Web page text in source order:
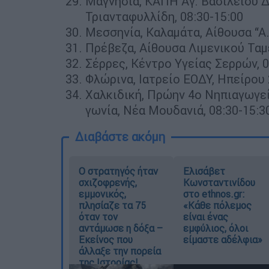
Τριανταφυλλίδη, 08:30-15:00
Μεσσηνία, Καλαμάτα, Αίθουσα
Πρέβεζα, Αίθουσα Λιμενικού
Σέρρες, Κέντρο Υγείας Σερρών,
Φλώρινα, Ιατρείο ΕΟΔΥ, Ηπείρου
Χαλκιδική, Πρώην 4ο
γωνία, Νέα Μουδανιά, 08:30-
Διαβάστε ακόμη
O στρατηγός ήταν
σχιζοφρενής,
εμμονικός,
πλησίαζε τα 75
όταν τον
αντάμωσε η δόξα –
Εκείνος που
άλλαξε την πορεία
της Ιστορίας!
Ελισάβετ
Κωνσταντινίδου
στο ethnos.gr:
«Κάθε πόλεμος
είναι ένας
εμφύλιος, όλοι
είμαστε αδέλφια»